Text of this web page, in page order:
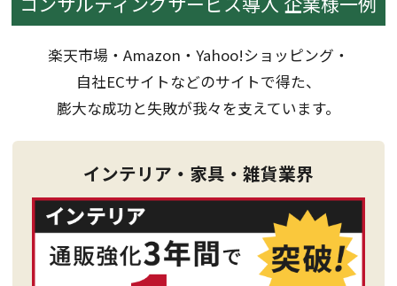
楽天市場・Amazon・Yahoo!ショッピング・
自社ECサイトなどのサイトで得た、
膨大な成功と失敗が我々を支えています。
インテリア・家具・雑貨業界